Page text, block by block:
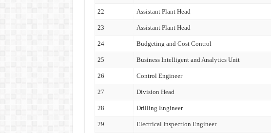
22 Assistant Plant Head
23 Assistant Plant Head
24 Budgeting and Cost Control
25 Business Intelligent and Analytics Unit
26 Control Engineer
27 Division Head
28 Drilling Engineer
29 Electrical Inspection Engineer